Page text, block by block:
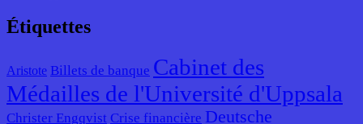
Étiquettes
Aristote Billets de banque Cabinet des
Médailles de l'Université d'Uppsala
Christer Engqvist Crise financière Deutsche